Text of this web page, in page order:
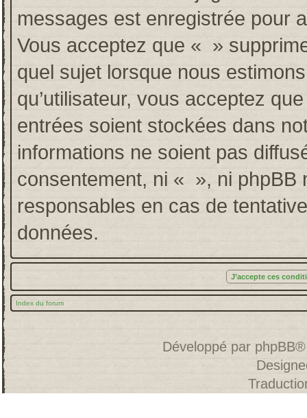
messages est enregistrée pour
Vous acceptez que « »
quel sujet lorsque nous
qu’utilisateur, vous acceptez
entrées soient stockées dans
informations ne soient pas
consentement, ni « », ni phpBB
responsables en cas de
données.
Index du forum
Développé par phpBB®